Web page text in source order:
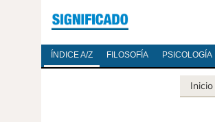
ÍNDICE A/Z FILOSOFÍA PSICOLOGÍA
Inicio